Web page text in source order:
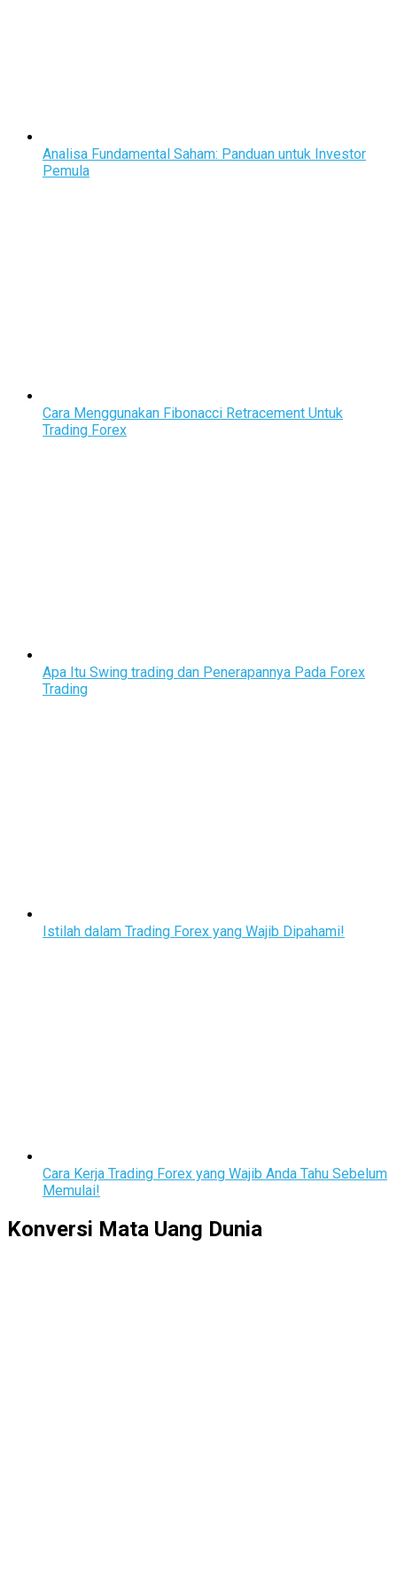
Analisa Fundamental Saham: Panduan untuk Investor
Pemula
Cara Menggunakan Fibonacci Retracement Untuk
Trading Forex
Apa Itu Swing trading dan Penerapannya Pada Forex
Trading
Istilah dalam Trading Forex yang Wajib Dipahami!
Cara Kerja Trading Forex yang Wajib Anda Tahu Sebelum
Memulai!
Konversi Mata Uang Dunia